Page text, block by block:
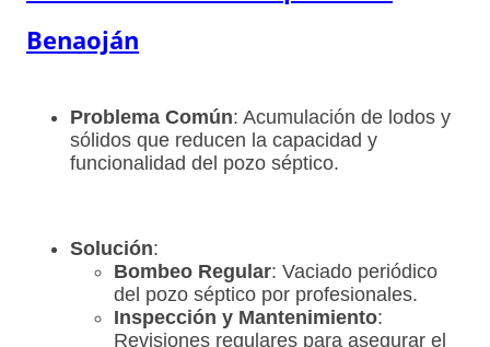
Benaoján
Problema Común: Acumulación de lodos y
sólidos que reducen la capacidad y
funcionalidad del pozo séptico.
Solución:
Bombeo Regular: Vaciado periódico
del pozo séptico por profesionales.
Inspección y Mantenimiento:
Revisiones regulares para asegurar el